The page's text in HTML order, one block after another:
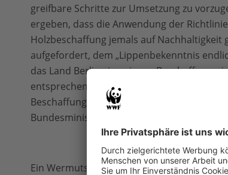
greifbare Schritte zur Umsetzung zu
ergeben, dass die Anwendung der
Holzbeschaffung jemals auf
aufgefordert, dem „Lippenbekenntnis
das Land Berlin eine eigene
entsprechenden Nachweis von der Ernte
Beschaffungsrichtlinie die Blaupause für
Bundesministerien diesem Ruf nun
Ein Wermutstropfen ist aus Sicht des